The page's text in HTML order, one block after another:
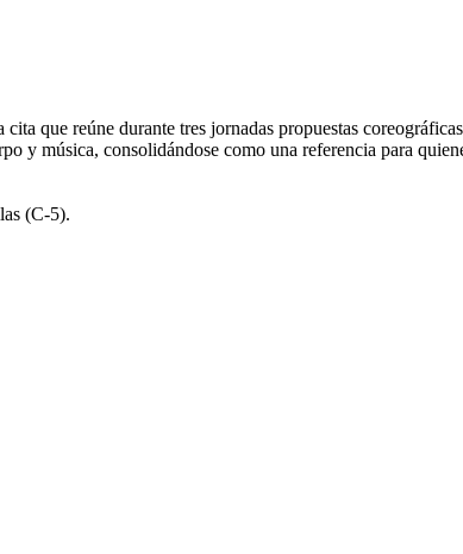
que reúne durante tres jornadas propuestas
y música, consolidándose como una referencia para
(C-5).